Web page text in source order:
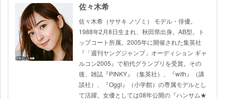
佐々木希
佐々木希（ササキ ノゾミ） モデル・俳優。
1988年2月8日生まれ、秋田県出身。AB型。ト
ップコート所属。2005年に開催された集英社
『「週刊ヤングジャンプ」オーディション ギャ
ルコン2005』で初代グランプリを受賞。その
後、雑誌『PINKY』（集英社）、『with』（講
談社）、『Oggi』（小学館）の専属モデルとし
て活躍。女優としては08年公開の『ハンサム★